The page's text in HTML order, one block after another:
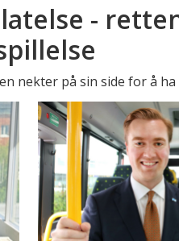
-
nekter på sin side for å